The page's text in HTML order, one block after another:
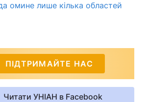
омине лише кілька областей
ПІДТРИМАЙТЕ НАС
Читати УНІАН в Facebook